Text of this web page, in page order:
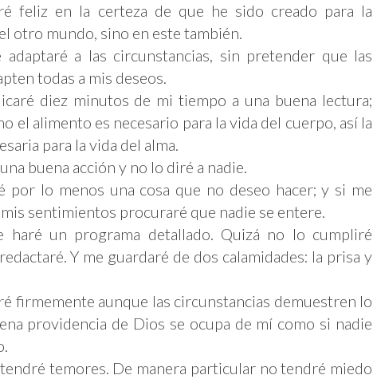
feliz en la certeza de que he sido creado para la
otro mundo, sino en este también.
a las circunstancias, sin pretender que las
todas a mis deseos.
diez minutos de mi tiempo a una buena lectura;
el alimento es necesario para la vida del cuerpo, así la
para la vida del alma.
buena acción y no lo diré a nadie.
por lo menos una cosa que no deseo hacer; y si me
sentimientos procuraré que nadie se entere.
haré un programa detallado. Quizá no lo cumpliré
Y me guardaré de dos calamidades: la prisa y
firmemente aunque las circunstancias demuestren lo
providencia de Dios se ocupa de mí como si nadie
temores. De manera particular no tendré miedo